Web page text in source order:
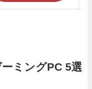
ミングPC 5選